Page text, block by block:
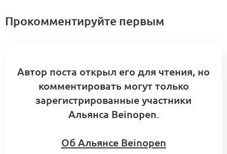
Прокомментируйте первым
Автор поста открыл его для чтения, но
комментировать могут только
зарегистрированные участники
Альянса Beinopen.
Об Альянсе Beinopen